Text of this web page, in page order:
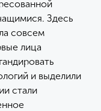
Здесь
совсем
лица
и выделили
стали